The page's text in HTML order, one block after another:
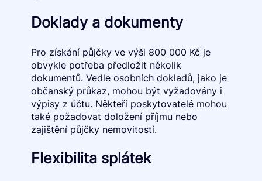
Doklady a dokumenty
Pro získání půjčky ve výši 800 000 Kč je
obvykle potřeba předložit několik
dokumentů. Vedle osobních dokladů, jako je
občanský průkaz, mohou být vyžadovány i
výpisy z účtu. Někteří poskytovatelé mohou
také požadovat doložení příjmu nebo
zajištění půjčky nemovitostí.
Flexibilita splátek